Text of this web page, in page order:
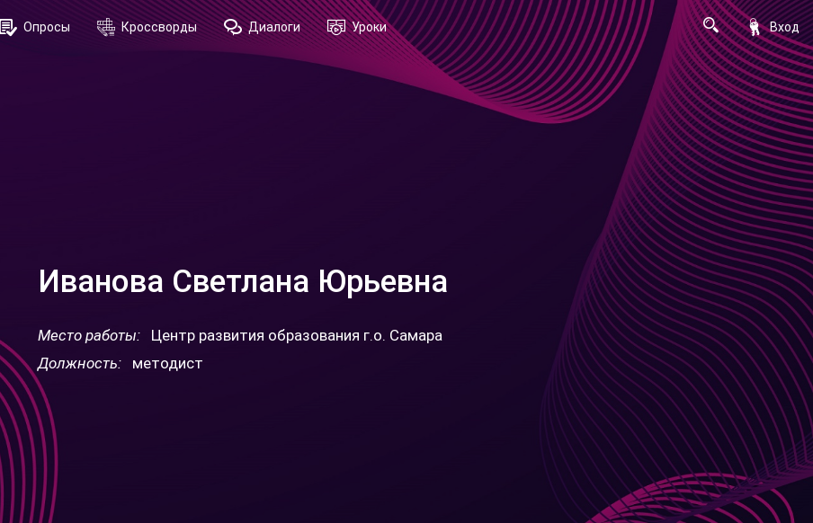
Вход
Опросы Кроссворды Диалоги Уроки
Иванова Светлана Юрьевна
Место работы:
Центр развития образования г.о. Самара
Должность:
методист